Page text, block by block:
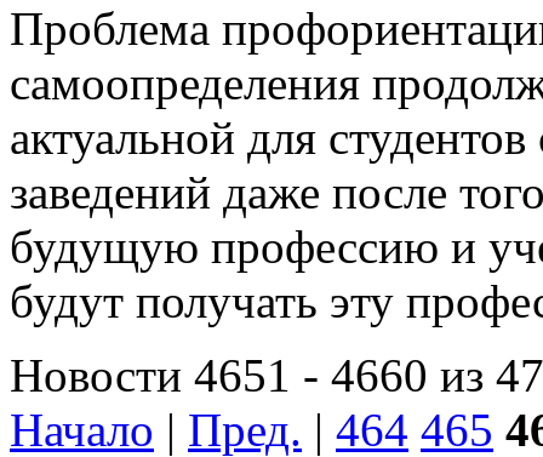
Проблема
самоопределения
актуальной для
заведений даже после
будущую профессию и
будут получать эту
Новости 4651 - 4660 из
Начало | Пред. | 464 465